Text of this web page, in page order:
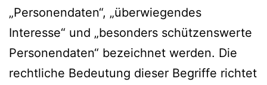
„Personendaten“, „überwiegendes
Interesse“ und „besonders schützenswerte
Personendaten“ bezeichnet werden. Die
rechtliche Bedeutung dieser Begriffe richtet